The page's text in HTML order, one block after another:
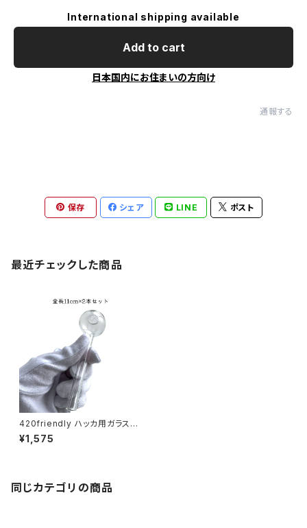
International shipping available
Add to cart
日本国内にお住まいの方向け
通報する
保存 シェア LINE ポスト
最近チェックした商品
420friendly ハッカ用ガラスパ
イプ 11cm (2本セット)
¥1,575
同じカテゴリの商品